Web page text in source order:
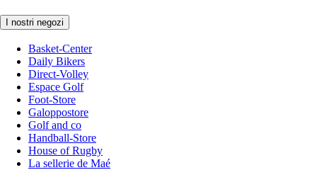
I nostri negozi
Basket-Center
Daily Bikers
Direct-Volley
Espace Golf
Foot-Store
Galoppostore
Golf and co
Handball-Store
House of Rugby
La sellerie de Maé